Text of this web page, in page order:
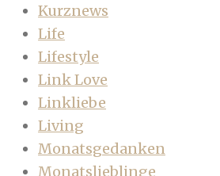
Kurznews
Life
Lifestyle
Link Love
Linkliebe
Living
Monatsgedanken
Monatslieblinge